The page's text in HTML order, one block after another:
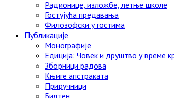
Радионице, изложбе, летње школе
Гостујућа предавања
Филозофски у гостима
Публикације
Монографије
Едиција: Човек и друштво у време
Зборници радова
Књиге апстраката
Приручници
Билтен